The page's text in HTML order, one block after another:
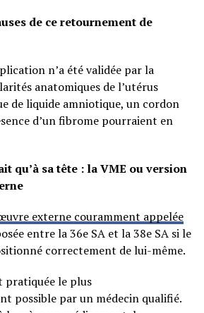
de ce retournement de
n’a été validée par la
anatomiques de l’utérus
de liquide amniotique, un cordon
d’un fibrome pourraient en
qu’à sa tête : la VME ou version
externe couramment appelée
entre la 36e SA et la 38e SA si le
correctement de lui-même.
pratiquée le plus
possible par un médecin qualifié.